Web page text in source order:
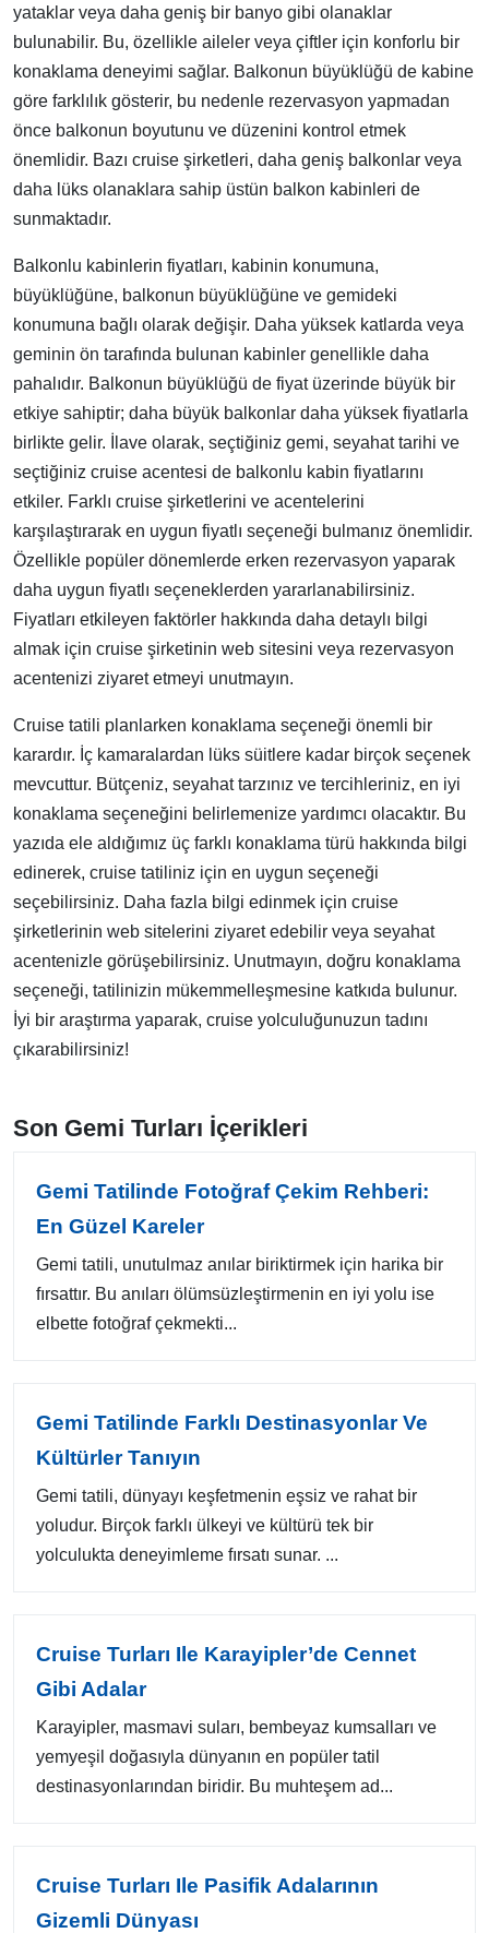
yataklar veya daha geniş bir banyo gibi olanaklar
bulunabilir. Bu, özellikle aileler veya çiftler için konforlu bir
konaklama deneyimi sağlar. Balkonun büyüklüğü de kabine
göre farklılık gösterir, bu nedenle rezervasyon yapmadan
önce balkonun boyutunu ve düzenini kontrol etmek
önemlidir. Bazı cruise şirketleri, daha geniş balkonlar veya
daha lüks olanaklara sahip üstün balkon kabinleri de
sunmaktadır.
Balkonlu kabinlerin fiyatları, kabinin konumuna,
büyüklüğüne, balkonun büyüklüğüne ve gemideki
konumuna bağlı olarak değişir. Daha yüksek katlarda veya
geminin ön tarafında bulunan kabinler genellikle daha
pahalıdır. Balkonun büyüklüğü de fiyat üzerinde büyük bir
etkiye sahiptir; daha büyük balkonlar daha yüksek fiyatlarla
birlikte gelir. İlave olarak, seçtiğiniz gemi, seyahat tarihi ve
seçtiğiniz cruise acentesi de balkonlu kabin fiyatlarını
etkiler. Farklı cruise şirketlerini ve acentelerini
karşılaştırarak en uygun fiyatlı seçeneği bulmanız önemlidir.
Özellikle popüler dönemlerde erken rezervasyon yaparak
daha uygun fiyatlı seçeneklerden yararlanabilirsiniz.
Fiyatları etkileyen faktörler hakkında daha detaylı bilgi
almak için cruise şirketinin web sitesini veya rezervasyon
acentenizi ziyaret etmeyi unutmayın.
Cruise tatili planlarken konaklama seçeneği önemli bir
karardır. İç kamaralardan lüks süitlere kadar birçok seçenek
mevcuttur. Bütçeniz, seyahat tarzınız ve tercihleriniz, en iyi
konaklama seçeneğini belirlemenize yardımcı olacaktır. Bu
yazıda ele aldığımız üç farklı konaklama türü hakkında bilgi
edinerek, cruise tatiliniz için en uygun seçeneği
seçebilirsiniz. Daha fazla bilgi edinmek için cruise
şirketlerinin web sitelerini ziyaret edebilir veya seyahat
acentenizle görüşebilirsiniz. Unutmayın, doğru konaklama
seçeneği, tatilinizin mükemmelleşmesine katkıda bulunur.
İyi bir araştırma yaparak, cruise yolculuğunuzun tadını
çıkarabilirsiniz!
Son Gemi Turları İçerikleri
Gemi Tatilinde Fotoğraf Çekim Rehberi:
En Güzel Kareler
Gemi tatili, unutulmaz anılar biriktirmek için harika bir
fırsattır. Bu anıları ölümsüzleştirmenin en iyi yolu ise
elbette fotoğraf çekmekti...
Gemi Tatilinde Farklı Destinasyonlar Ve
Kültürler Tanıyın
Gemi tatili, dünyayı keşfetmenin eşsiz ve rahat bir
yoludur. Birçok farklı ülkeyi ve kültürü tek bir
yolculukta deneyimleme fırsatı sunar. ...
Cruise Turları Ile Karayipler’de Cennet
Gibi Adalar
Karayipler, masmavi suları, bembeyaz kumsalları ve
yemyeşil doğasıyla dünyanın en popüler tatil
destinasyonlarından biridir. Bu muhteşem ad...
Cruise Turları Ile Pasifik Adalarının
Gizemli Dünyası